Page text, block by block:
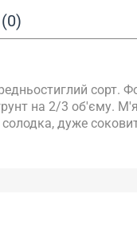
(0)
сорт.
на 2/3 об'єму.
дуже